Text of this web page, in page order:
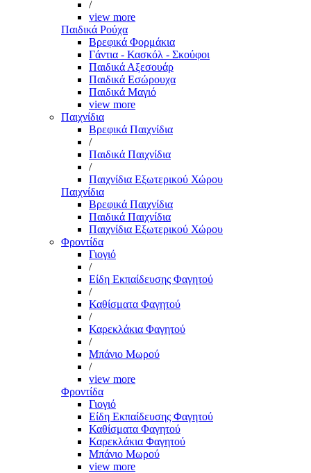
/
view more
Παιδικά Ρούχα
Βρεφικά Φορμάκια
Γάντια - Κασκόλ - Σκούφοι
Παιδικά Αξεσουάρ
Παιδικά Εσώρουχα
Παιδικά Μαγιό
view more
Παιχνίδια
Βρεφικά Παιχνίδια
/
Παιδικά Παιχνίδια
/
Παιχνίδια Εξωτερικού Χώρου
Παιχνίδια
Βρεφικά Παιχνίδια
Παιδικά Παιχνίδια
Παιχνίδια Εξωτερικού Χώρου
Φροντίδα
Γιογιό
/
Είδη Εκπαίδευσης Φαγητού
/
Καθίσματα Φαγητού
/
Καρεκλάκια Φαγητού
/
Μπάνιο Μωρού
/
view more
Φροντίδα
Γιογιό
Είδη Εκπαίδευσης Φαγητού
Καθίσματα Φαγητού
Καρεκλάκια Φαγητού
Μπάνιο Μωρού
view more